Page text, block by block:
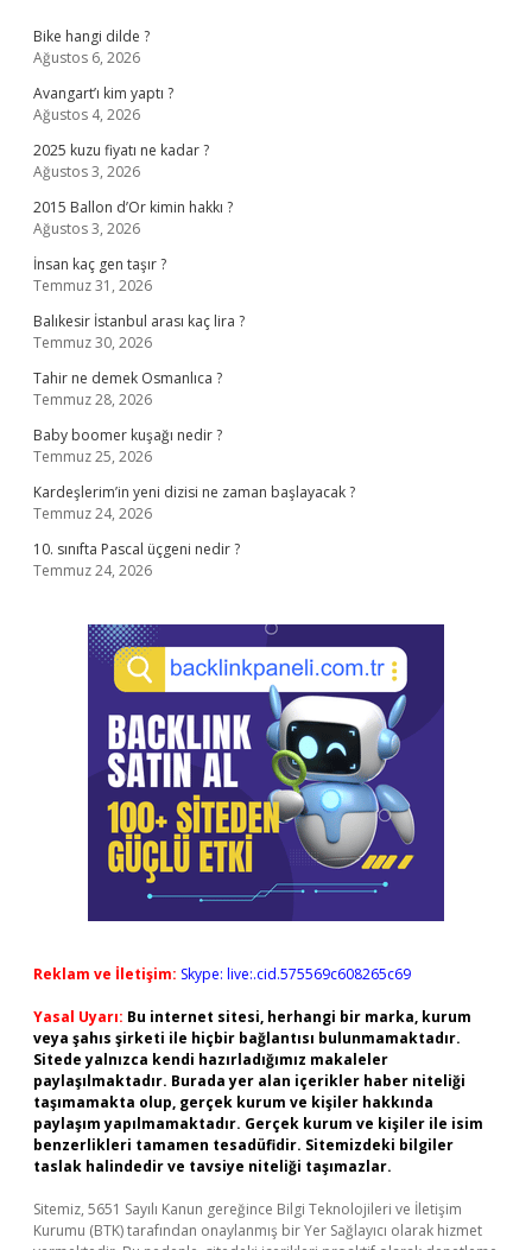
Bike hangi dilde ?
Ağustos 6, 2026
Avangart’ı kim yaptı ?
Ağustos 4, 2026
2025 kuzu fiyatı ne kadar ?
Ağustos 3, 2026
2015 Ballon d’Or kimin hakkı ?
Ağustos 3, 2026
İnsan kaç gen taşır ?
Temmuz 31, 2026
Balıkesir İstanbul arası kaç lira ?
Temmuz 30, 2026
Tahir ne demek Osmanlıca ?
Temmuz 28, 2026
Baby boomer kuşağı nedir ?
Temmuz 25, 2026
Kardeşlerim’in yeni dizisi ne zaman başlayacak ?
Temmuz 24, 2026
10. sınıfta Pascal üçgeni nedir ?
Temmuz 24, 2026
Reklam ve İletişim: Skype: live:.cid.575569c608265c69
Yasal Uyarı: Bu internet sitesi, herhangi bir marka, kurum
veya şahıs şirketi ile hiçbir bağlantısı bulunmamaktadır.
Sitede yalnızca kendi hazırladığımız makaleler
paylaşılmaktadır. Burada yer alan içerikler haber niteliği
taşımamakta olup, gerçek kurum ve kişiler hakkında
paylaşım yapılmamaktadır. Gerçek kurum ve kişiler ile isim
benzerlikleri tamamen tesadüfidir. Sitemizdeki bilgiler
taslak halindedir ve tavsiye niteliği taşımazlar.
Sitemiz, 5651 Sayılı Kanun gereğince Bilgi Teknolojileri ve İletişim
Kurumu (BTK) tarafından onaylanmış bir Yer Sağlayıcı olarak hizmet